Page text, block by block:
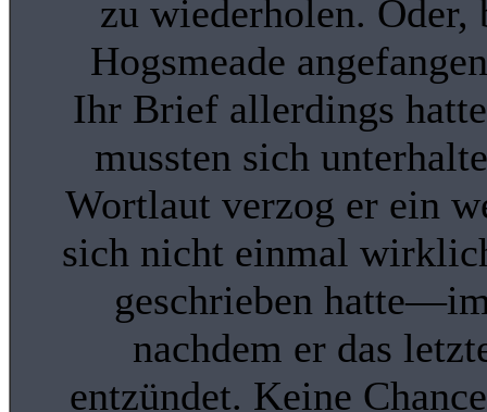
zu wiederholen. Oder,
Hogsmeade
Ihr Brief allerdings
mussten sich
Wortlaut verzog er ein
sich nicht einmal
geschrieben
nachdem er das
entzündet. Keine